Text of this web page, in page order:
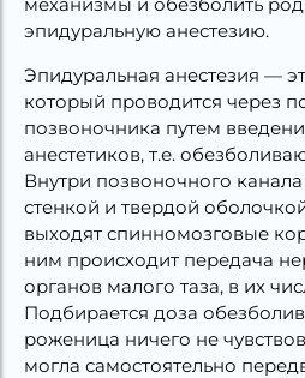
механизмы и обезболить
эпидуральную анестезию.
Эпидуральная анестезия —
который проводится через
позвоночника путем
анестетиков, т.е.
Внутри позвоночного
стенкой и твердой
выходят спинномозговые
ним происходит передача
органов малого таза, в их
Подбирается доза
роженица ничего не
могла самостоятельно